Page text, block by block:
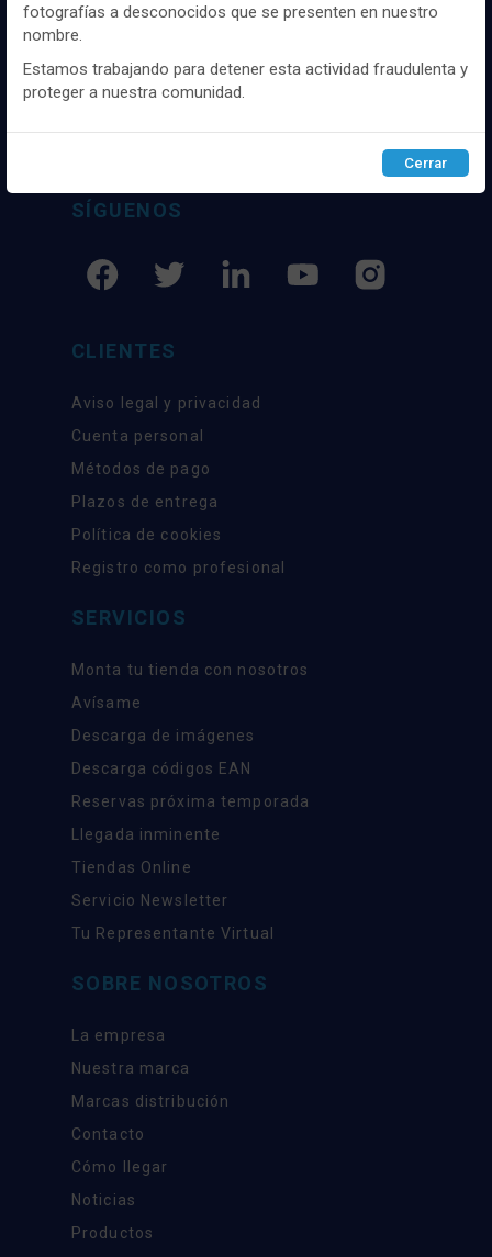
Distribuidor y mayorista textil de las mejores
marcaas de ropa y complementos del
mercado, marcas tanto nacionales como
experiencia como proveedor de los mejores
SÍGUENOS
CLIENTES
Aviso legal y privacidad
Cuenta personal
Métodos de pago
Plazos de entrega
Política de cookies
Registro como profesional
SERVICIOS
Monta tu tienda con nosotros
Avísame
Descarga de imágenes
Descarga códigos EAN
Reservas próxima temporada
Llegada inminente
Tiendas Online
Servicio Newsletter
Tu Representante Virtual
SOBRE NOSOTROS
La empresa
Nuestra marca
Marcas distribución
Contacto
Cómo llegar
Noticias
Productos
Puedesconfigurary aceptar el uso de cookies a tu gusto.
Para obtener más información visita nuestra
cookies .
Configurar Rechazar ACEPTAR
fotografías a desconocidos que se presenten en nuestro
nombre.
Estamos trabajando para detener esta actividad fraudulenta y
proteger a nuestra comunidad.
Cerrar